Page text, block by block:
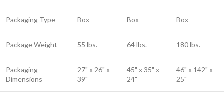
Packaging Type Box Box Box
Package Weight 55 lbs. 64 lbs. 180 lbs.
Packaging
Dimensions
27" x 26" x
39"
45" x 35" x
24"
46" x 142" x
25"